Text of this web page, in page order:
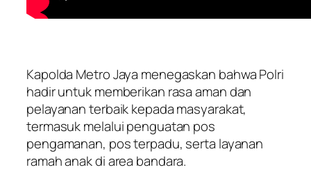
Kapolda Metro Jaya menegaskan bahwa Polri
hadir untuk memberikan rasa aman dan
pelayanan terbaik kepada masyarakat,
termasuk melalui penguatan pos
pengamanan, pos terpadu, serta layanan
ramah anak di area bandara.